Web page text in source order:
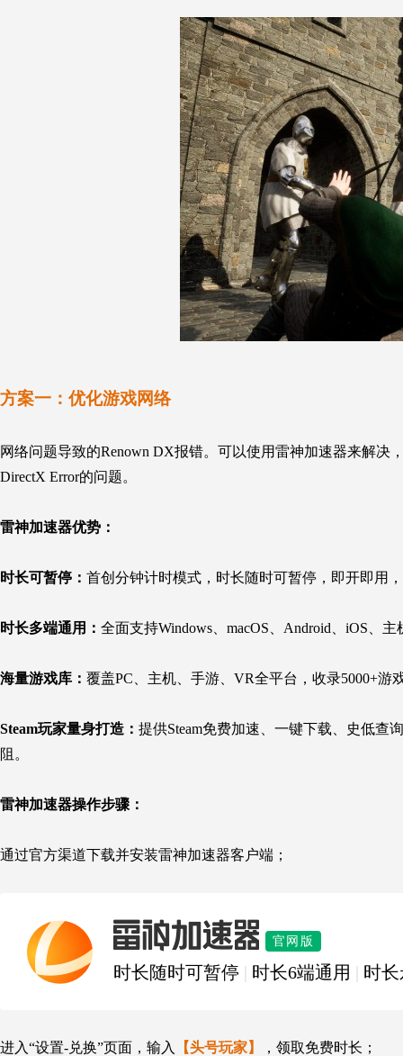
方案一： 优化游戏网络
网络问题导致的Renown DX报错。 可以使用雷神加速器来解决
DirectX Error的问题。
雷神加速器优势：
时长可暂停： 首创分钟计时模式，时长随时可暂停，即开即用
时长多端通用： 全面支持Windows、macOS、Android、iOS、
海量游戏库： 覆盖PC、主机、手游、VR全平台，收录5000+游
Steam玩家量身打造： 提供Steam免费加速、一键下载、史低查
阻。
雷神加速器操作步骤：
通过官方渠道下载并安装雷神加速器客户端；
雷神加速器 官网版
时长随时可暂停 时长6端通用 时
进入“设置-兑换”页面，输入 【头号玩家】 ，领取免费时长；